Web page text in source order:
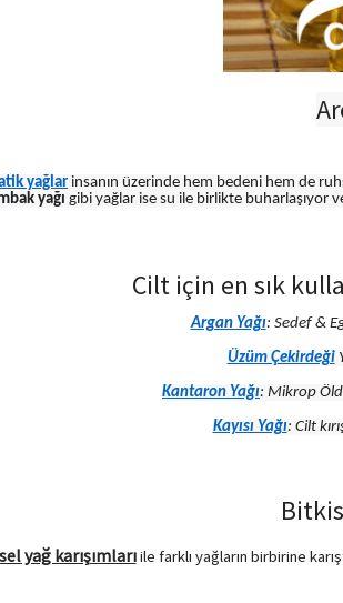
yağlar insanın üzerinde hem bedeni hem de
yağı gibi yağlar ise su ile birlikte buharlaşıyor
Cilt için en sık
Argan Yağı: Sedef &
Üzüm Çekirdeği
Kantaron Yağı: Mikrop
Kayısı Yağı: Cilt
yağ karışımlarıile farklı yağların birbirine